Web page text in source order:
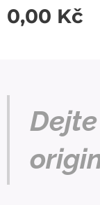
0,00 Kč